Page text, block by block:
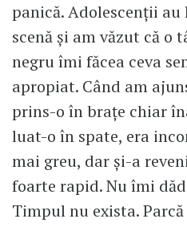
panică. Adolescenții au
scenă și am văzut că o
negru îmi făcea ceva
apropiat. Când am
prins-o în brațe chiar
luat-o în spate, era
mai greu, dar și-a
foarte rapid. Nu îmi
Timpul nu exista.